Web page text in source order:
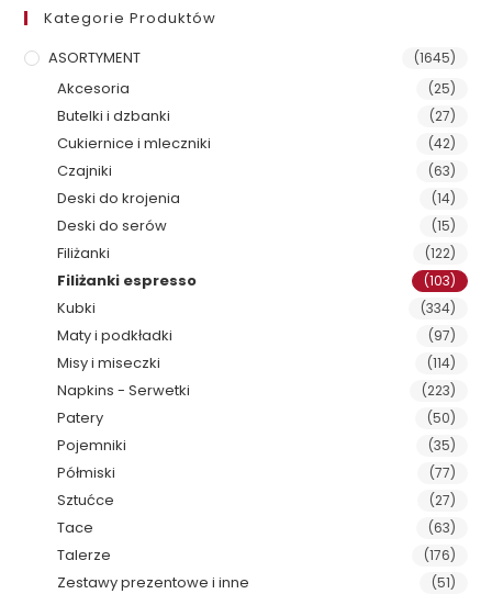
Kategorie Produktów
ASORTYMENT
(1645)
Akcesoria (25)
Butelki i dzbanki (27)
Cukiernice i mleczniki (42)
Czajniki (63)
Deski do krojenia (14)
Deski do serów (15)
Filiżanki (122)
Filiżanki espresso (103)
Kubki (334)
Maty i podkładki (97)
Misy i miseczki (114)
Napkins - Serwetki (223)
Patery (50)
Pojemniki (35)
Półmiski (77)
Sztućce (27)
Tace (63)
Talerze (176)
Zestawy prezentowe i inne (51)